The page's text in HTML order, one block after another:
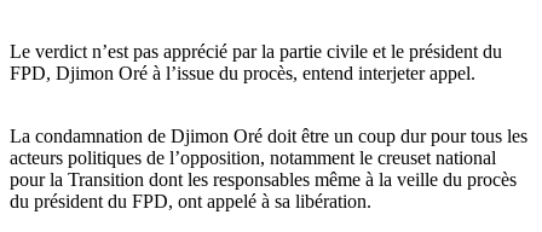
Le verdict n’est pas apprécié par la partie civile et le président du
FPD, Djimon Oré à l’issue du procès, entend interjeter appel.
La condamnation de Djimon Oré doit être un coup dur pour tous les
acteurs politiques de l’opposition, notamment le creuset national
pour la Transition dont les responsables même à la veille du procès
du président du FPD, ont appelé à sa libération.